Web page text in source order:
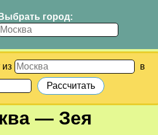
Выбрать город:
из в
— Зея